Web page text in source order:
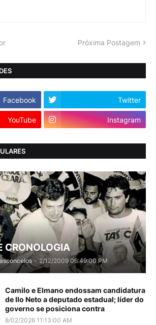
Próxima Postagem
Facebook Twitter
YouTube Instagram
CRONOLOGIA
- 2/12/2009 06:49:00 PM
Camilo e Elmano endossam candidatura
de Ilo Neto a deputado estadual; líder do
governo se posiciona contra
8/02/2026 11:13:00 AM